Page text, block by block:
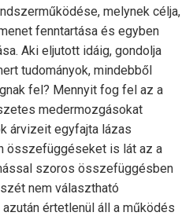
melynek célja,
fenntartása és egyben
Aki eljutott idáig, gondolja
tudományok, mindebből
fel? Mennyit fog fel az a
medermozgásokat
árvizeit egyfajta lázas
összefüggéseket is lát az a
szoros összefüggésben
nem választható
értetlenül áll a működés